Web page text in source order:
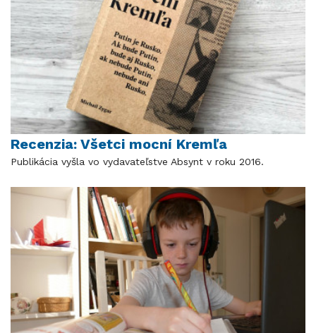
Recenzia: Všetci mocní Kremľa
Publikácia vyšla vo vydavateľstve Absynt v roku 2016.